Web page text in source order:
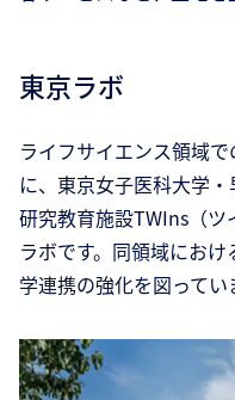
東京ラボ
ライフサイエンス領域
に、東京女子医科大学
研究教育施設TWIns（
ラボです。同領域にお
学連携の強化を図ってい